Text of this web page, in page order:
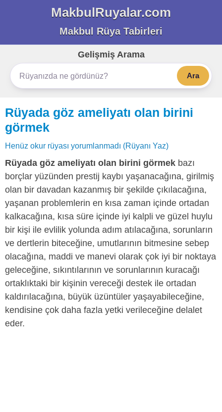
MakbulRuyalar.com
Makbul Rüya Tabirleri
Gelişmiş Arama
Ara
Rüyada göz ameliyatı olan birini
görmek
Henüz okur rüyası yorumlanmadı (Rüyanı Yaz)
Rüyada göz ameliyatı olan birini görmek bazı
borçlar yüzünden prestij kaybı yaşanacağına, girilmiş
olan bir davadan kazanmış bir şekilde çıkılacağına,
yaşanan problemlerin en kısa zaman içinde ortadan
kalkacağına, kısa süre içinde iyi kalpli ve güzel huylu
bir kişi ile evlilik yolunda adım atılacağına, sorunların
ve dertlerin biteceğine, umutlarının bitmesine sebep
olacağına, maddi ve manevi olarak çok iyi bir noktaya
geleceğine, sıkıntılarının ve sorunlarının kuracağı
ortaklıktaki bir kişinin vereceği destek ile ortadan
kaldırılacağına, büyük üzüntüler yaşayabileceğine,
kendisine çok daha fazla yetki verileceğine delalet
eder.